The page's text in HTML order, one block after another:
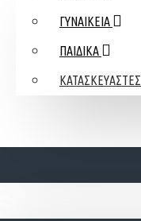
ΓΥΝΑΙΚΕΙΑ
ΠΑΙΔΙΚΑ
ΚΑΤΑΣΚΕΥΑΣΤΕΣ